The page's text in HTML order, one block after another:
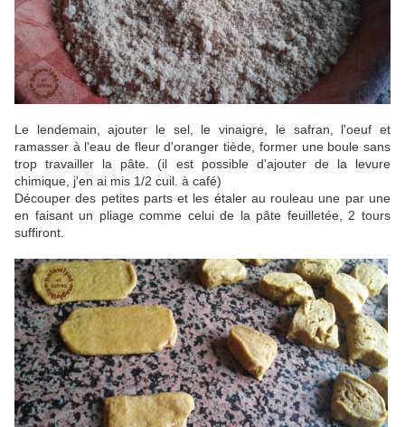
Le lendemain, ajouter le sel, le vinaigre, le safran, l'oeuf et
ramasser à l'eau de fleur d'oranger tiède, former une boule sans
trop travailler la pâte. (il est possible d'ajouter de la levure
chimique, j'en ai mis 1/2 cuil. à café)
Découper des petites parts et les étaler au rouleau une par une
en faisant un pliage comme celui de la pâte feuilletée, 2 tours
suffiront.